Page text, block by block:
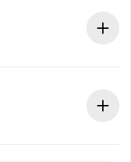
wenn der
entstehen keine